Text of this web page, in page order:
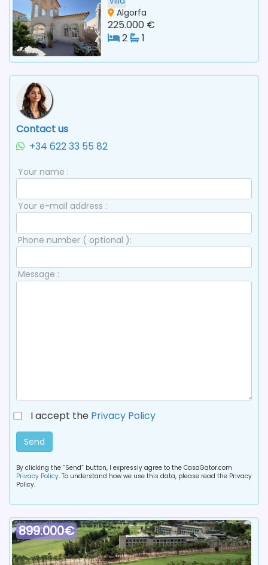
Algorfa
225.000 €
2
1
Contact us
+34 622 33 55 82
Your name :
Your e-mail address :
Phone number ( optional ):
Message :
I accept the Privacy Policy
Send
By clicking the “Send” button, I expressly agree to the CasaGator.com
Privacy Policy. To understand how we use this data, please read the Privacy
Policy.
899.000€